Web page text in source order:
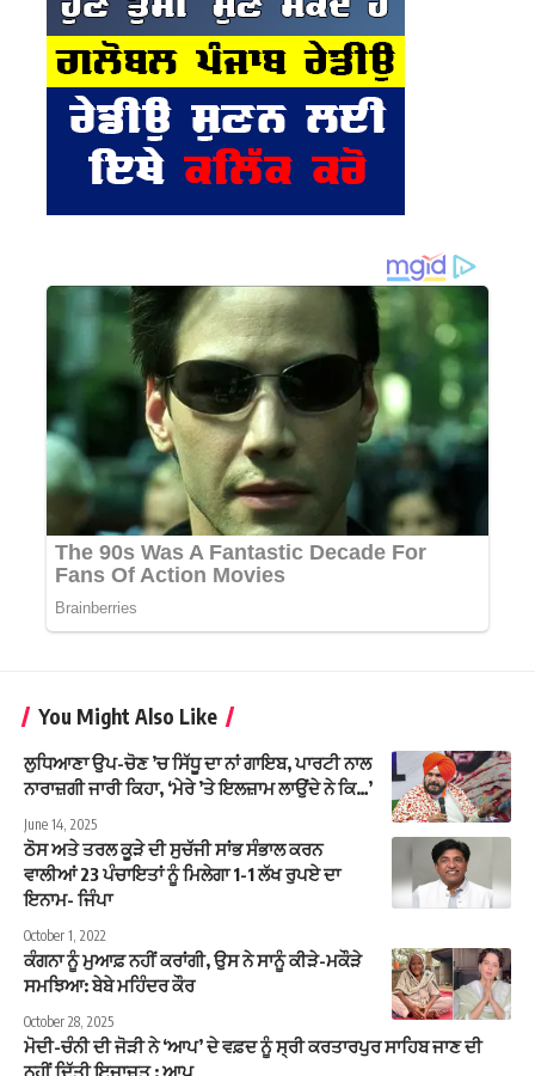
You Might Also Like
ਲੁਧਿਆਣਾ ਉਪ-ਚੋਣ ’ਚ ਸਿੱਧੂ ਦਾ ਨਾਂ ਗਾਇਬ, ਪਾਰਟੀ ਨਾਲ
ਨਾਰਾਜ਼ਗੀ ਜਾਰੀ ਕਿਹਾ, ‘ਮੇਰੇ ’ਤੇ ਇਲਜ਼ਾਮ ਲਾਉਂਦੇ ਨੇ ਕਿ…’
June 14, 2025
ਠੋਸ ਅਤੇ ਤਰਲ ਕੂੜੇ ਦੀ ਸੁਚੱਜੀ ਸਾਂਭ ਸੰਭਾਲ ਕਰਨ
ਵਾਲੀਆਂ 23 ਪੰਚਾਇਤਾਂ ਨੂੰ ਮਿਲੇਗਾ 1-1 ਲੱਖ ਰੁਪਏ ਦਾ
ਇਨਾਮ- ਜਿੰਪਾ
October 1, 2022
ਕੰਗਨਾ ਨੂੰ ਮੁਆਫ਼ ਨਹੀਂ ਕਰਾਂਗੀ, ਉਸ ਨੇ ਸਾਨੂੰ ਕੀੜੇ-ਮਕੌੜੇ
ਸਮਝਿਆ: ਬੇਬੇ ਮਹਿੰਦਰ ਕੌਰ
October 28, 2025
ਮੋਦੀ-ਚੰਨੀ ਦੀ ਜੋੜੀ ਨੇ ‘ਆਪ’ ਦੇ ਵਫ਼ਦ ਨੂੰ ਸ੍ਰੀ ਕਰਤਾਰਪੁਰ ਸਾਹਿਬ ਜਾਣ ਦੀ